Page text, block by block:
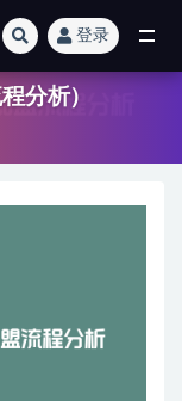
登录
分析）